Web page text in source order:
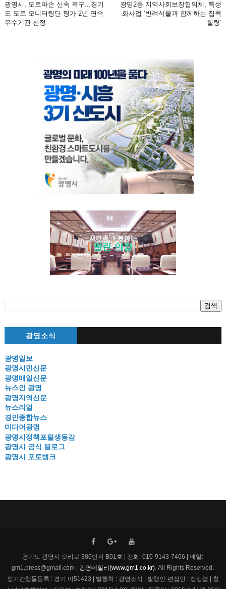
광명2동 지역사회보장협의체, 특성
화사업 ‘반려식물과 함께하는 집콕
힐링’
광명시, 도로파손 신속 복구...경기
도 도로 모니터링단 평가 2년 연속
우수기관 선정
광명소식
광명일보
광명시민신문
광명매일신문
뉴스인 광명
광명지역신문
뉴스리얼
경인종합뉴스
미디어광명
광명시정책포털생동감
광명시 공식 블로그
광명시 포토뱅크
경기도 광명시 오리로 386번지 B01호 | 전화: 010-9143-7406 | 메일:
gm1.press@gmail.com | 광명데일리(www.gm1.co.kr). All Rights Reserved.
정기간행물등록 : 경기 아51423 | 발행처 : 광명소식 | 발행인·편집인 : 정상엽 | 청